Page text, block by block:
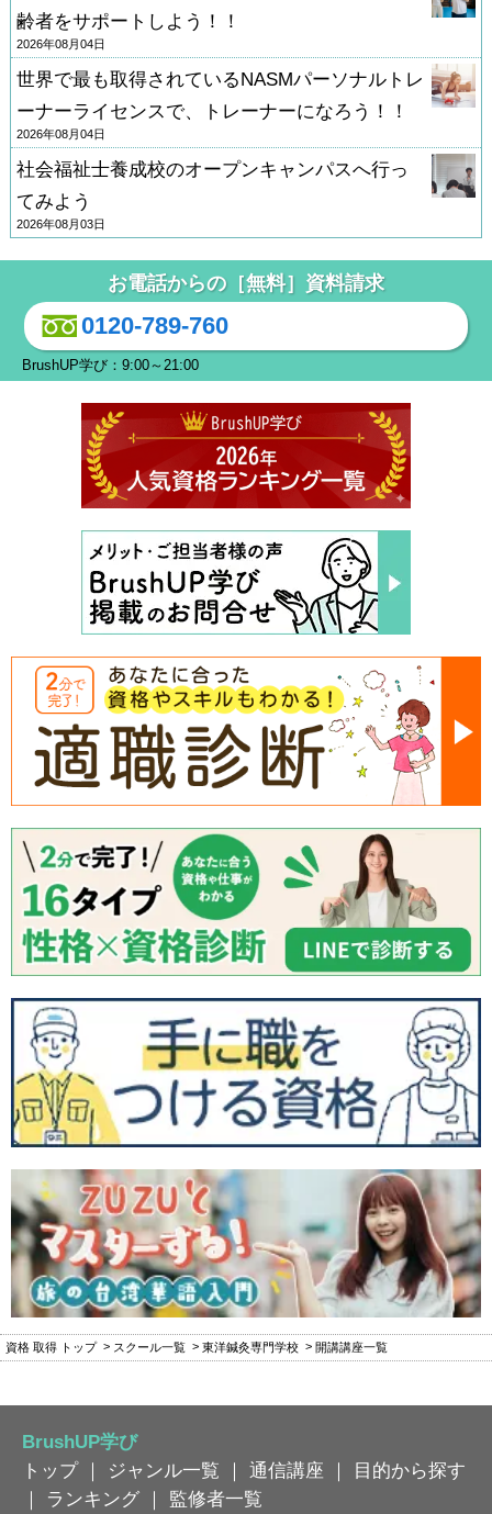
齢者をサポートしよう！！
2026年08月04日
世界で最も取得されているNASMパーソナルトレ
ーナーライセンスで、トレーナーになろう！！
2026年08月04日
社会福祉士養成校のオープンキャンパスへ行っ
てみよう
2026年08月03日
お電話からの［無料］資料請求
0120-789-760
BrushUP学び：9:00～21:00
資格 取得 トップ スクール一覧 東洋鍼灸専門学校 開講講座一覧
BrushUP学び
トップ｜ ジャンル一覧 ｜ 通信講座 ｜
目的から探す
｜
ランキング ｜ 監修者一覧